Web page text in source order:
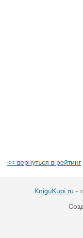
<< вернуться в рейтинг
KniguKupi.ru -